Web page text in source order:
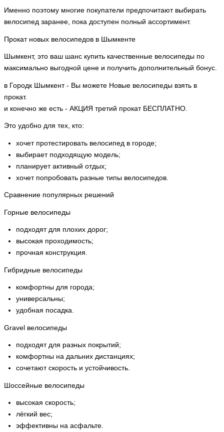
Именно поэтому многие покупатели предпочитают выбирать
велосипед заранее, пока доступен полный ассортимент.
Прокат новых велосипедов в Шымкенте
Шымкент, это ваш шанс купить качественные велосипеды по
максимально выгодной цене и получить дополнительный бонус.
в Городк Шымкент - Вы можете Новые велосипеды взять в
прокат.
и конечно же есть - АКЦИЯ третий прокат БЕСПЛАТНО.
Это удобно для тех, кто:
хочет протестировать велосипед в городе;
выбирает подходящую модель;
планирует активный отдых;
хочет попробовать разные типы велосипедов.
Сравнение популярных решений
Горные велосипеды
подходят для плохих дорог;
высокая проходимость;
прочная конструкция.
Гибридные велосипеды
комфортны для города;
универсальны;
удобная посадка.
Gravel велосипеды
подходят для разных покрытий;
комфортны на дальних дистанциях;
сочетают скорость и устойчивость.
Шоссейные велосипеды
высокая скорость;
лёгкий вес;
эффективны на асфальте.